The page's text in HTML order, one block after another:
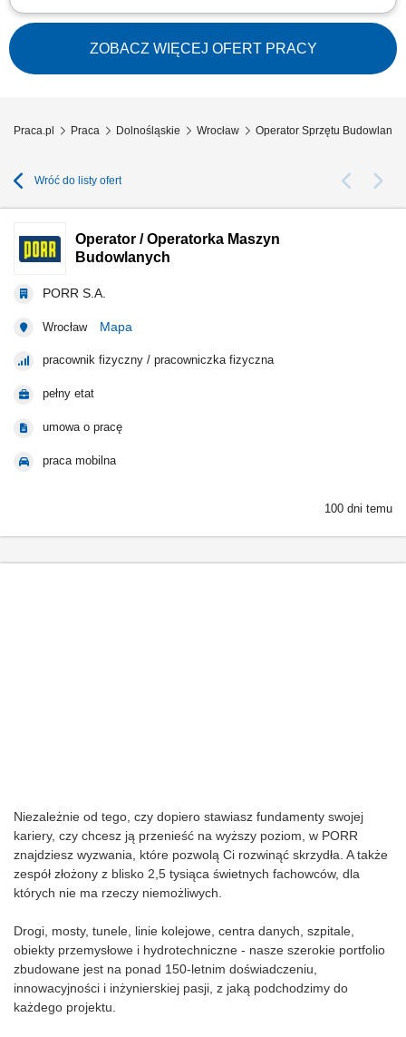
Opis stanowiska: Praca na koparce jednonaczyniowej; Po zakończeniu
pracy na maszynie, praca z ekipami budowlanymi; Miejsce pracy: Niemcy;
ZOBACZ WIĘCEJ OFERT PRACY
Praca.pl Praca Dolnośląskie Wrocław Operator Sprzętu
Wróć do listy ofert
Operator / Operatorka Maszyn
Budowlanych
PORR S.A.
Wrocław Mapa
pracownik fizyczny / pracowniczka fizyczna
pełny etat
umowa o pracę
praca mobilna
100 dni temu
Niezależnie od tego, czy dopiero stawiasz fundamenty swojej
kariery, czy chcesz ją przenieść na wyższy poziom, w PORR
znajdziesz wyzwania, które pozwolą Ci rozwinąć skrzydła. A także
zespół złożony z blisko 2,5 tysiąca świetnych fachowców, dla
których nie ma rzeczy niemożliwych.
Drogi, mosty, tunele, linie kolejowe, centra danych, szpitale,
obiekty przemysłowe i hydrotechniczne - nasze szerokie portfolio
zbudowane jest na ponad 150-letnim doświadczeniu,
innowacyjności i inżynierskiej pasji, z jaką podchodzimy do
każdego projektu.